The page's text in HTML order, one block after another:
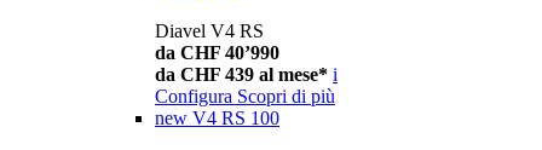
Diavel V4 RS
da CHF 40’990
da CHF 439 al mese* i
Configura Scopri di più
new V4 RS 100